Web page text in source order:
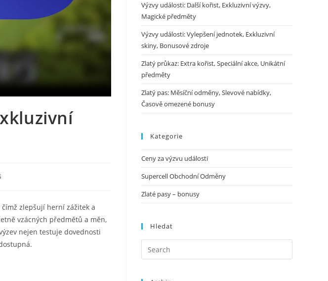
zlepšují herní zážitek a
vzácných předmětů a měn,
nejen testuje dovednosti
Výzvy události: Další kořist, Exkluzivní výzvy,
Magické předměty
Výzvy události: Vylepšení jednotek, Exkluzivní
skiny, Bonusové zdroje
Zlatý průkaz: Extra kořist, Speciální akce, Unikátní
předměty
Zlatý pas: Měsíční odměny, Slevové nabídky,
Časově omezené bonusy
Kategorie
Ceny za výzvu události
Supercell Obchodní Odměny
Zlaté pasy – bonusy
Hledat